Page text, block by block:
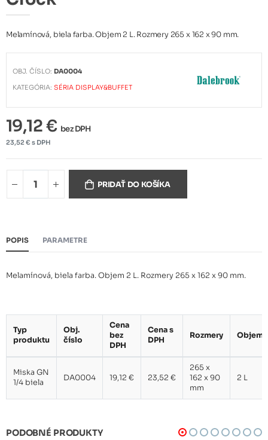
Melamínová, biela farba. Objem 2 L. Rozmery 265 x 162 x 90 mm.
OBJ. ČÍSLO: DA0004
KATEGÓRIA:SÉRIA DISPLAY&BUFFET
19,12 € bez DPH
23,52 € s DPH
PRIDAŤ DO KOŠÍKA
POPIS PARAMETRE
Melamínová, biela farba. Objem 2 L. Rozmery 265 x 162 x 90 mm.
Typ
produktu
Obj.
číslo
Cena
bez
DPH
Cena s
DPH
Rozmery Objem
Miska GN
1/4 biela
DA0004 19,12 € 23,52 €
265 x
162 x 90
mm
2 L
PODOBNÉ PRODUKTY